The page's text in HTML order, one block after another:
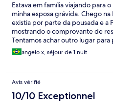
Estava em família viajando para
minha esposa grávida. Chego
existia por parte da pousada e a
mostrando o comprovante de
Tentamos achar outro lugar
ou Concon mas sem sucesso
um hotel de estrada com uma
angelo x, séjour de 1 nuit
Avis vérifié
10/10 Exceptionnel